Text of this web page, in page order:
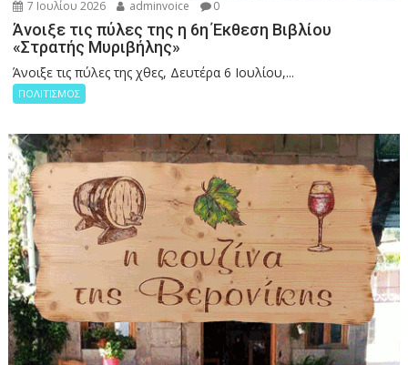
7 Ιουλίου 2026 adminvoice 0
Άνοιξε τις πύλες της η 6η Έκθεση Βιβλίου
«Στρατής Μυριβήλης»
Άνοιξε τις πύλες της χθες, Δευτέρα 6 Ιουλίου,...
ΠΟΛΙΤΙΣΜΟΣ